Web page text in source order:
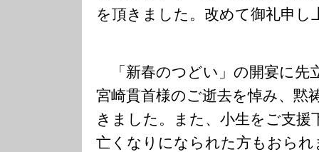
を頂きました。改めて御礼申し
「新春のつどい」の開宴に先
宮崎貫首様のご逝去を悼み、黙
きました。また、小生をご支
亡くなりになられた方もおら